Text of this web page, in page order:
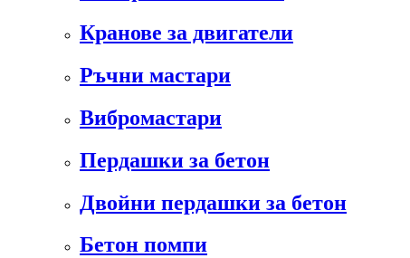
Кранове за двигатели
Ръчни мастари
Вибромастари
Пердашки за бетон
Двойни пердашки за бетон
Бетон помпи